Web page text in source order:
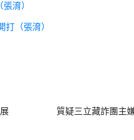
淯）
（張淯）
質疑三立藏詐團主